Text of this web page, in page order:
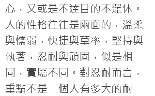
心，又或是不達目的不罷休。
人的性格往往是兩面的，溫柔
與懦弱，快捷與草率，堅持與
執著，忍耐與頑固，似是相
同，實屬不同。對忍耐而言，
重點不是一個人有多大的耐